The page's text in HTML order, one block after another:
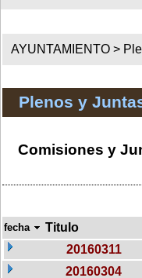
AYUNTAMIENTO >
Plenos y
Comisiones y
fecha Titulo
20160311
20160304